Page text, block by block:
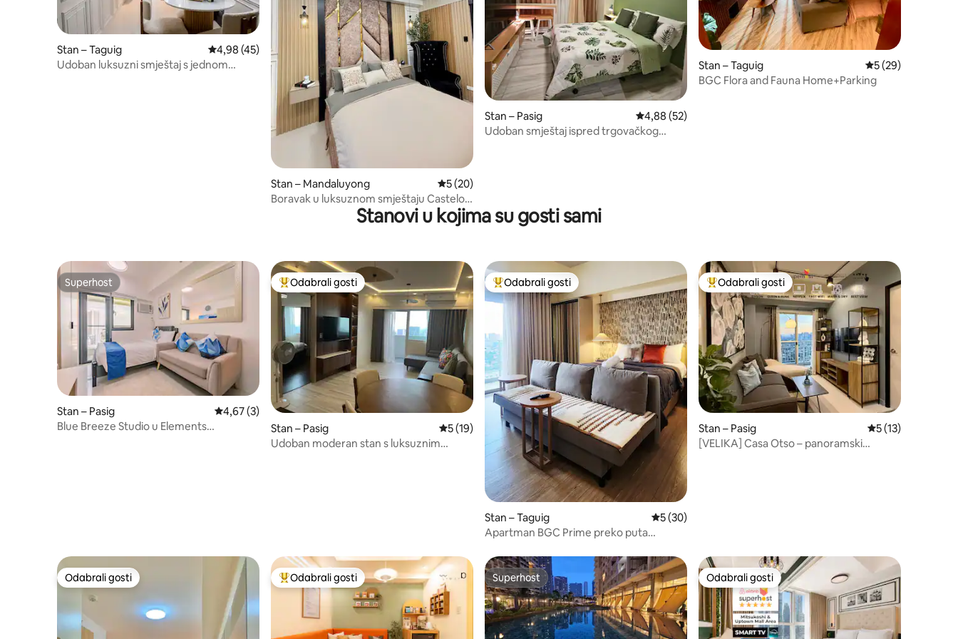
Stan – Taguig Prosječna ocjena: 4,98/5, recenzija: 45
4,98 (45)
Udoban luksuzni smještaj s jednom
Stan – Mandaluyong Prosječna ocjena: 5/5, recenzija: 20
5 (20)
Boravak u luksuznom smještaju Castelo
Suites Smart Luxury @ Fame Residences
Stan – Pasig Prosječna ocjena: 4,88/5, recenzija: 52
4,88 (52)
Udoban smještaj ispred trgovačkog
Stan – Taguig Prosječna ocjena:
5 (29)
BGC Flora and Fauna Home+Parking
Stanovi u kojima su gosti sami
Superhost
Superhost
Stan – Pasig Prosječna ocjena: 4,67/5, recenzija: 3
4,67 (3)
Blue Breeze Studio u Elements
Među najviše rangiranima s oznakom „Odabrali gosti”
Odabrali gosti
Stan – Pasig Prosječna ocjena: 5/5, recenzija: 19
5 (19)
Udoban moderan stan s luksuznim
Među najviše rangiranima s oznakom „Odabrali gosti”
Odabrali gosti
Stan – Taguig Prosječna ocjena: 5/5, recenzija: 30
5 (30)
Apartman BGC Prime preko puta
parkirališno mjesto
Među najviše rangiranima s oznakom „Odabrali gosti”
Odabrali gosti
Stan – Pasig Prosječna ocjena:
5 (13)
[VELIKA] Casa Otso – panoramski
Odabrali gosti
Odabrali gosti Među najviše rangiranima s oznakom „Odabrali gosti”
Odabrali gosti Superhost
Superhost Odabrali gosti
Odabrali gosti